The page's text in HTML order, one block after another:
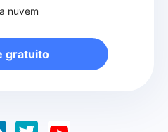
nuvem
gratuito